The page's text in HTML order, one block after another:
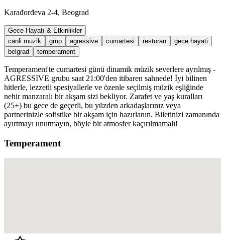
Karađorđeva 2-4, Beograd
Gece Hayatı & Etkinlikler
canli muzik
grup agressive cumartesi restoran
gece hayati
belgrad
temperament
Temperament'te cumartesi günü dinamik müzik severlere ayrılmış -
AGRESSIVE grubu saat 21:00'den itibaren sahnede! İyi bilinen
hitlerle, lezzetli spesiyallerle ve özenle seçilmiş müzik eşliğinde
nehir manzaralı bir akşam sizi bekliyor. Zarafet ve yaş kuralları
(25+) bu gece de geçerli, bu yüzden arkadaşlarınız veya
partnerinizle sofistike bir akşam için hazırlanın. Biletinizi zamanında
ayırtmayı unutmayın, böyle bir atmosfer kaçırılmamalı!
Temperament